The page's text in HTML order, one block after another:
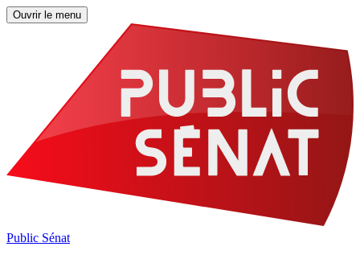
Ouvrir le menu
Public Sénat